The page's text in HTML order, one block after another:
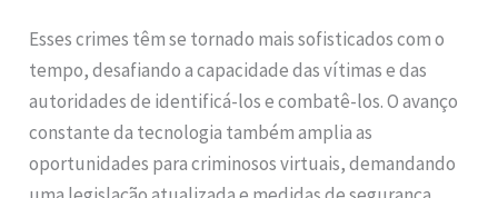
Esses crimes têm se tornado mais sofisticados com o
tempo, desafiando a capacidade das vítimas e das
autoridades de identificá-los e combatê-los. O avanço
constante da tecnologia também amplia as
oportunidades para criminosos virtuais, demandando